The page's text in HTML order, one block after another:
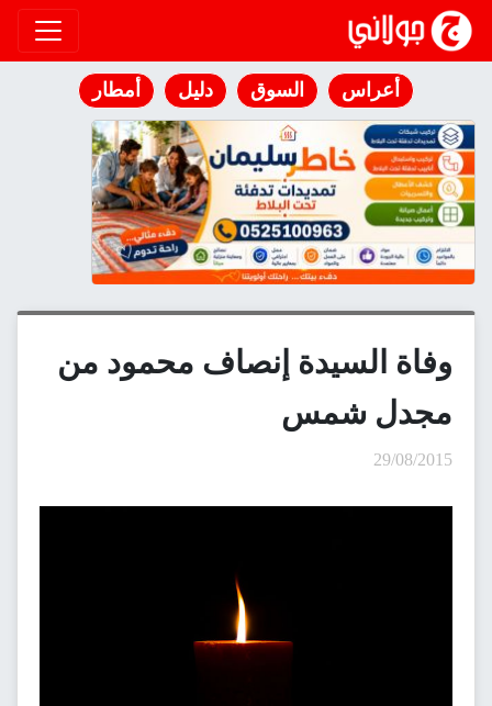
انتقل إلى المحتوى
أعراس السوق دليل أمطار
وفاة السيدة إنصاف محمود من
مجدل شمس
29/08/2015